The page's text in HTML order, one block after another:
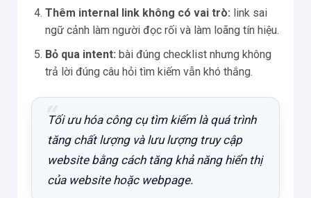
Thêm internal link không có vai trò: link sai
ngữ cảnh làm người đọc rối và làm loãng tín hiệu.
Bỏ qua intent: bài đúng checklist nhưng không
trả lời đúng câu hỏi tìm kiếm vẫn khó thắng.
Tối ưu hóa công cụ tìm kiếm là quá trình
tăng chất lượng và lưu lượng truy cập
website bằng cách tăng khả năng hiển thị
của website hoặc webpage.